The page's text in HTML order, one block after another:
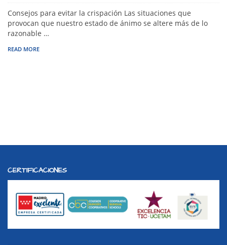
Consejos para evitar la crispación Las situaciones que
provocan que nuestro estado de ánimo se altere más de lo
razonable …
READ MORE
CERTIFICACIONES